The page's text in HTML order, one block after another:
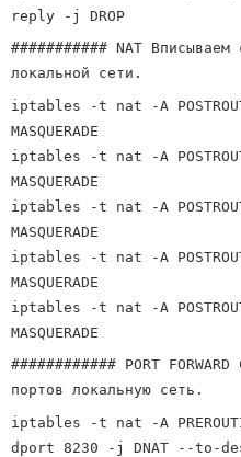
reply -j DROP
########### NAT
локальной сети.
iptables -t nat -A
MASQUERADE
iptables -t nat -A
MASQUERADE
iptables -t nat -A
MASQUERADE
iptables -t nat -A
MASQUERADE
iptables -t nat -A
MASQUERADE
############ PORT
портов локальную сеть.
iptables -t nat -A
dport 8230 -j DNAT --to-